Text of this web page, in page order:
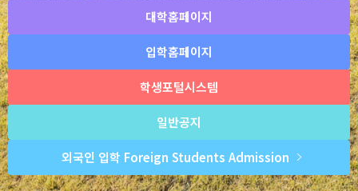
대학홈페이지
입학홈페이지
학생포털시스템
일반공지
외국인 입학 Foreign Students Admission